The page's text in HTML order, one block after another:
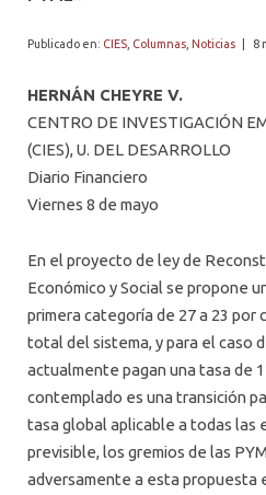
Publicado en: CIES Columnas Noticias 8
HERNÁN CHEYRE V.
CENTRO DE INVESTIGACIÓN
(CIES), U. DEL DESARROLLO
Diario Financiero
Viernes 8 de mayo
En el proyecto de ley de
Económico y Social se propone
primera categoría de 27 a 23 por
total del sistema, y para el caso
actualmente pagan una tasa de
contemplado es una transición
tasa global aplicable a todas las
previsible, los gremios de las
adversamente a esta propuesta